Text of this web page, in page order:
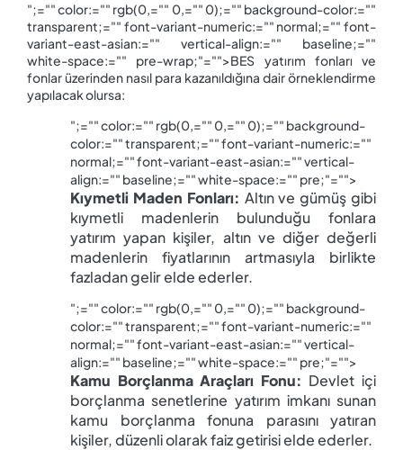
";="" color:="" rgb(0,="" 0,="" 0);="" background-color:=""
transparent;="" font-variant-numeric:="" normal;="" font-
variant-east-asian:="" vertical-align:="" baseline;=""
white-space:="" pre-wrap;"="">BES yatırım fonları ve
fonlar üzerinden nasıl para kazanıldığına dair örneklendirme
yapılacak olursa:
";="" color:="" rgb(0,="" 0,="" 0);="" background-
color:="" transparent;="" font-variant-numeric:=""
normal;="" font-variant-east-asian:="" vertical-
align:="" baseline;="" white-space:="" pre;"="">
Kıymetli Maden Fonları: Altın ve gümüş gibi
kıymetli madenlerin bulunduğu fonlara
yatırım yapan kişiler, altın ve diğer değerli
madenlerin fiyatlarının artmasıyla birlikte
fazladan gelir elde ederler.
";="" color:="" rgb(0,="" 0,="" 0);="" background-
color:="" transparent;="" font-variant-numeric:=""
normal;="" font-variant-east-asian:="" vertical-
align:="" baseline;="" white-space:="" pre;"="">
Kamu Borçlanma Araçları Fonu: Devlet içi
borçlanma senetlerine yatırım imkanı sunan
kamu borçlanma fonuna parasını yatıran
kişiler, düzenli olarak faiz getirisi elde ederler.